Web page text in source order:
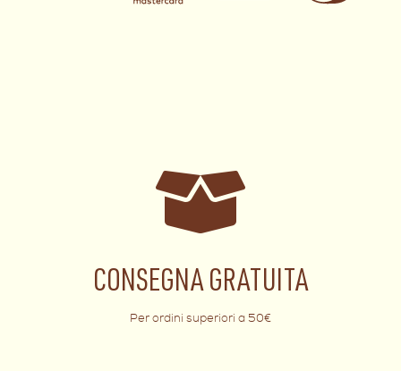
CONSEGNA GRATUITA
Per ordini superiori a 50€